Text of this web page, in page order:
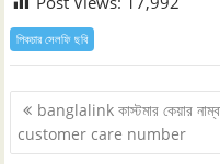
পিকচার সেলফি ছবি
Post
navigation
banglalink কাস্টমার কেয়ার
customer care number